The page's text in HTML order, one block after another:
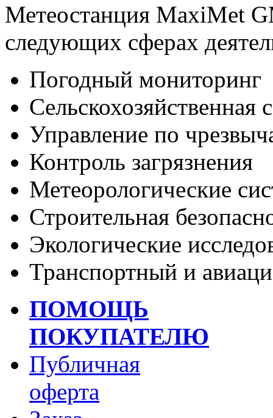
Метеостанция MaxiMet
следующих сферах
Погодный мониторинг
Сельскохозяйственная
Управление по
Контроль загрязнения
Метеорологические
Строительная
Экологические
Транспортный и
ПОМОЩЬ
ПОКУПАТЕЛЮ
Публичная
оферта